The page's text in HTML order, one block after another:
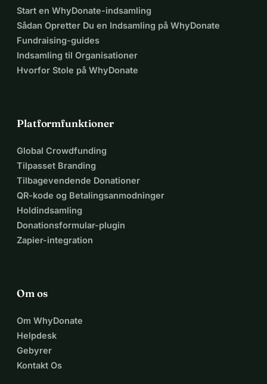
Start en WhyDonate-indsamling
Sådan Opretter Du en Indsamling på WhyDonate
Fundraising-guides
Indsamling til Organisationer
Hvorfor Stole på WhyDonate
Platformfunktioner
Global Crowdfunding
Tilpasset Branding
Tilbagevendende Donationer
QR-kode og Betalingsanmodninger
Holdindsamling
Donationsformular-plugin
Zapier-integration
Om os
Om WhyDonate
Helpdesk
Gebyrer
Kontakt Os